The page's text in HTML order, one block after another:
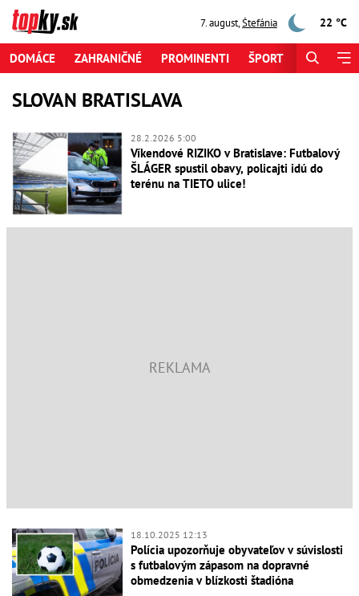
7. august,Štefánia 22 °C
DOMÁCE ZAHRANIČNÉ PROMINENTI ŠPORT
SLOVAN BRATISLAVA
28.2.2026 5:00
Víkendové RIZIKO v Bratislave: Futbalový
ŠLÁGER spustil obavy, policajti idú do
terénu na TIETO ulice!
18.10.2025 12:13
Polícia upozorňuje obyvateľov v súvislosti
s futbalovým zápasom na dopravné
obmedzenia v blízkosti štadióna